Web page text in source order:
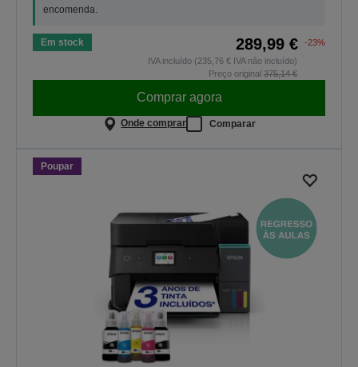
encomenda.
Em stock 289,99 €
-23%
IVA incluído (235,76 € IVA não incluído)
Preço original 375,14 €
Comprar agora
Onde comprar Comparar
Poupar